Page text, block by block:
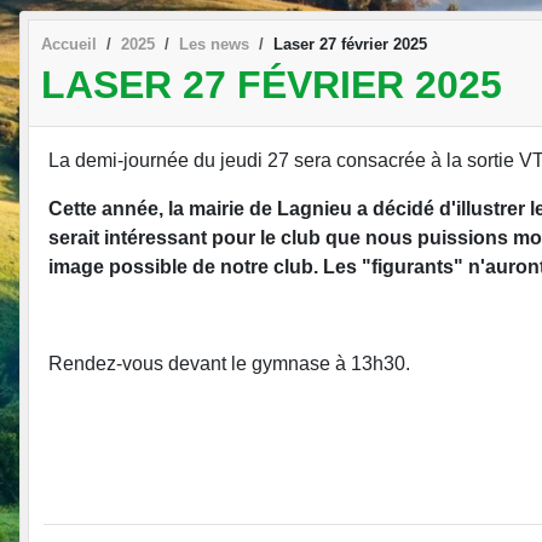
Accueil 2025 Les news Laser 27 février 2025
LASER 27 FÉVRIER 2025
La demi-journée du jeudi 27 sera consacrée à la sortie
Cette année, la mairie de Lagnieu a décidé d'illustrer
serait intéressant pour le club que nous puissions
image possible de notre club. Les "figurants"
Rendez-vous devant le gymnase à 13h30.